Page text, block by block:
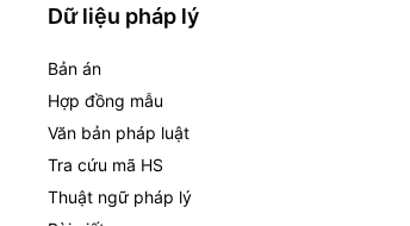
Dữ liệu pháp lý
Bản án
Hợp đồng mẫu
Văn bản pháp luật
Tra cứu mã HS
Thuật ngữ pháp lý